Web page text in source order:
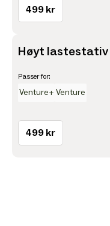
499 kr
Høyt lastestativ
Passer for:
Venture+ Venture
499 kr